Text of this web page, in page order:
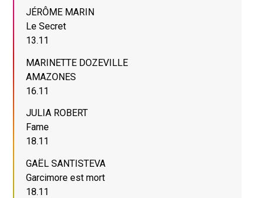
JÉRÔME MARIN
Le Secret
13.11
MARINETTE DOZEVILLE
AMAZONES
16.11
JULIA ROBERT
Fame
18.11
GAËL SANTISTEVA
Garcimore est mort
18.11